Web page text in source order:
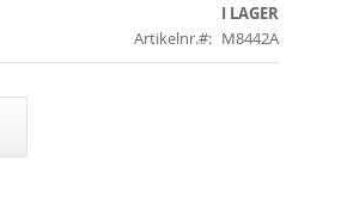
I LAGER
Artikelnr.
M8442A